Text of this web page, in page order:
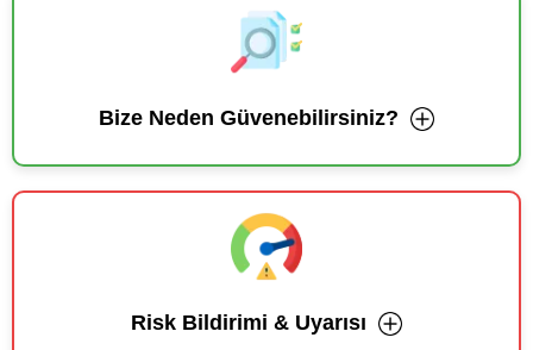
Bize Neden Güvenebilirsiniz?
Risk Bildirimi & Uyarısı